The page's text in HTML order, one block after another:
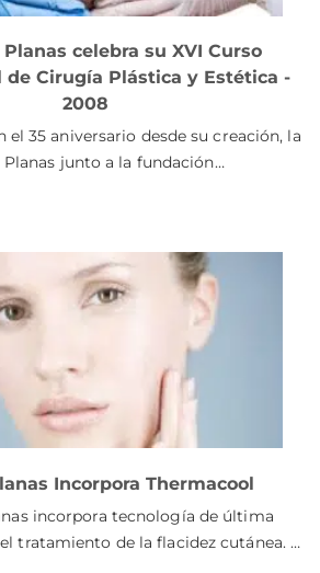
celebra su XVI Curso
de Cirugía Plástica y Estética -
2008
el 35 aniversario desde su creación, la
Planas junto a la fundación…
Incorpora Thermacool
incorpora tecnología de última
tratamiento de la flacidez cutánea. …